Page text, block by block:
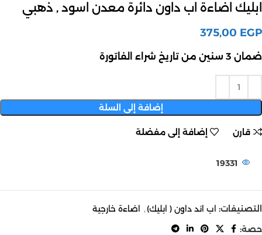
ابليك اضاءة اب داون دائرة معدن اسود , ذهبي
375,00 EGP
ضمان 3 سنين من تاريخ شراء الفاتورة
إضافة إلى السلة
قارن إضافة إلى مفضلة
19331
التصنيفات: اب اند داون ( ابليك),
اضاءة خارجية
حصة: